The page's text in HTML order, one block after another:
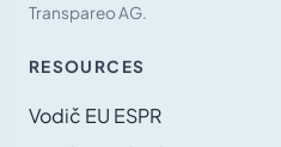
Transpareo AG.
RESOURCES
Vodič EU ESPR